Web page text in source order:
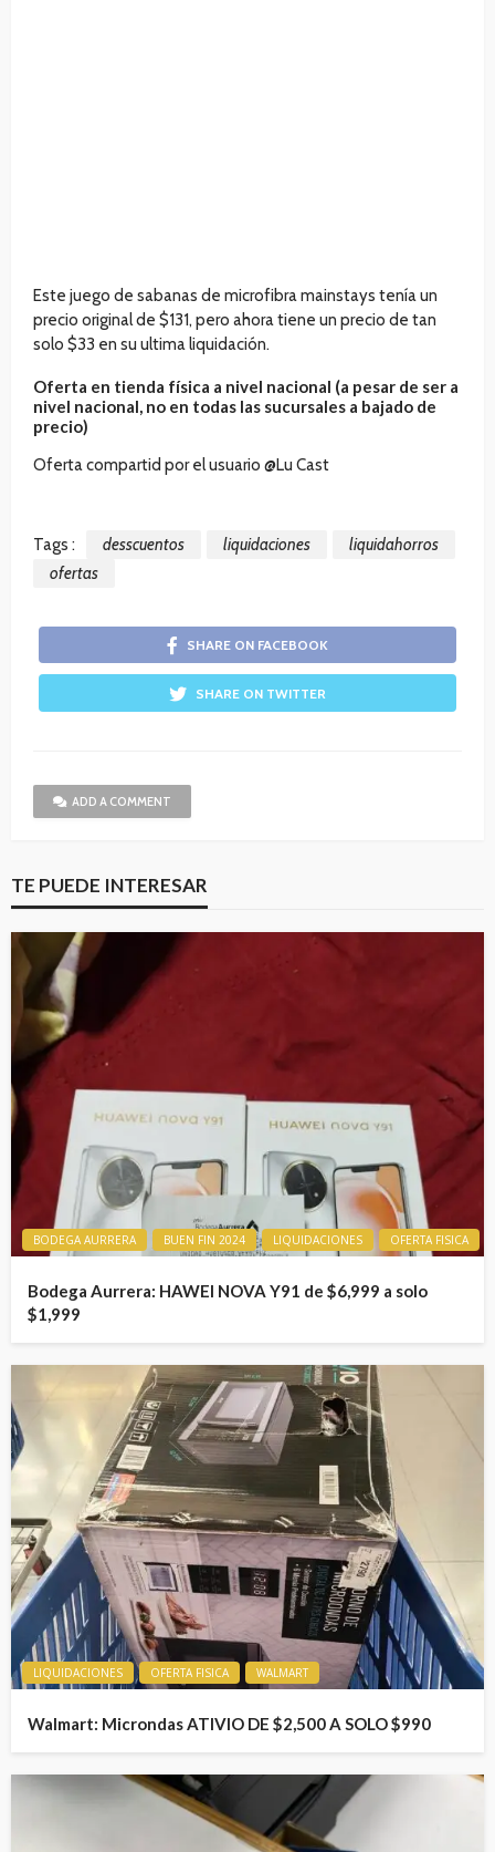
Este juego de sabanas de microfibra mainstays tenía un
precio original de $131, pero ahora tiene un precio de tan
solo $33 en su ultima liquidación.
Oferta en tienda física a nivel nacional (a pesar de ser a
nivel nacional, no en todas las sucursales a bajado de
precio)
Oferta compartid por el usuario @Lu Cast
Tags : desscuentos liquidaciones
liquidahorros
ofertas
SHARE ON FACEBOOK
SHARE ON TWITTER
ADD A COMMENT
TE PUEDE INTERESAR
BODEGA AURRERA BUEN FIN 2024 LIQUIDACIONES OFERTA FISICA
Bodega Aurrera: HAWEI NOVA Y91 de $6,999 a solo
$1,999
LIQUIDACIONES OFERTA FISICA WALMART
Walmart: Microndas ATIVIO DE $2,500 A SOLO $990